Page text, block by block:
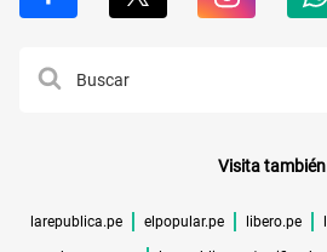
Visita también
larepublica.pe elpopular.pe libero.pe